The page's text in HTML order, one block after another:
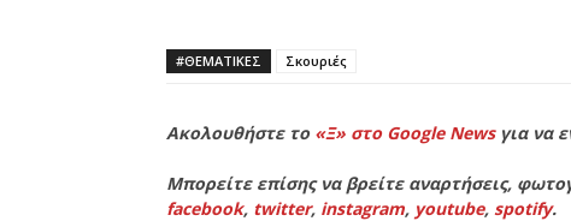
#ΘΕΜΑΤΙΚΈΣ Σκουριές
Ακολουθήστε το «Ξ» στο Google Newsγια να
Μπορείτε επίσης να βρείτε αναρτήσεις,
facebook, twitter, instagram, youtube, spotify.